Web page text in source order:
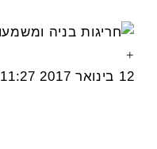
12 בינואר 2017 11:27